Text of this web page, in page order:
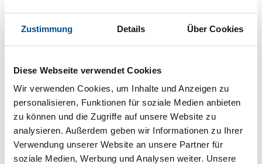
Zustimmung Details Über Cookies
Diese Webseite verwendet Cookies
Wir verwenden Cookies, um Inhalte und Anzeigen zu
personalisieren, Funktionen für soziale Medien anbieten
zu können und die Zugriffe auf unsere Website zu
analysieren. Außerdem geben wir Informationen zu Ihrer
Verwendung unserer Website an unsere Partner für
soziale Medien, Werbung und Analysen weiter. Unsere
Besonderheiten
Energiesparhaus
Wärmepumpe
Luft-Luft
Neben- und Verbrauchskosten
Die aktuellen Verbrauchskosten finden Sie im
nächsten Schritt im Buchungsformular.